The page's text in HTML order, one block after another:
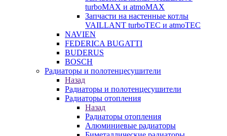
turboMAX и atmoMAX
Запчасти на настенные котлы
VAILLANT turboTEC и atmoTEC
NAVIEN
FEDERICA BUGATTI
BUDERUS
BOSCH
Радиаторы и полотенцесушители
Назад
Радиаторы и полотенцесушители
Радиаторы отопления
Назад
Радиаторы отопления
Алюминиевые радиаторы